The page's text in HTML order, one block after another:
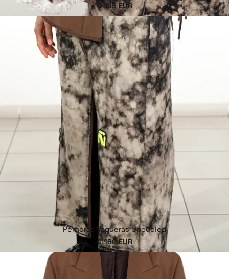
€ 195 EUR
Perneras Vaqueras Upcycled
€ 180 EUR